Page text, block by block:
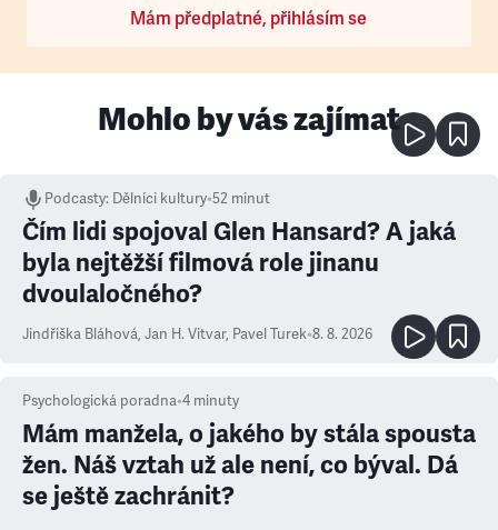
Mám předplatné, přihlásím se
Mohlo by vás zajímat
Podcasty: Dělníci kultury•52 minut
Čím lidi spojoval Glen Hansard? A jaká
byla nejtěžší filmová role jinanu
dvoulaločného?
Jindřiška Bláhová, Jan H. Vitvar, Pavel Turek•8. 8. 2026
Psychologická poradna•4 minuty
Mám manžela, o jakého by stála spousta
žen. Náš vztah už ale není, co býval. Dá
se ještě zachránit?